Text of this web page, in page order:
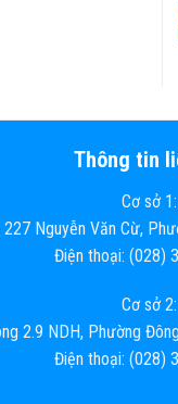
Thông tin
Cơ sở 1:
Nguyễn Văn Cừ,
Điện thoại: (028)
Cơ sở 2:
2.9 NDH, Phường
Điện thoại: (028)